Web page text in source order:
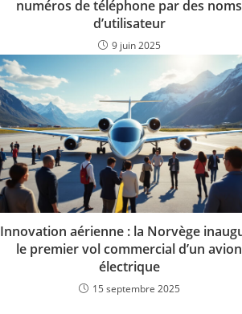
numéros de téléphone par des noms
d’utilisateur
9 juin 2025
Innovation aérienne : la Norvège
le premier vol commercial d’un avion
électrique
15 septembre 2025